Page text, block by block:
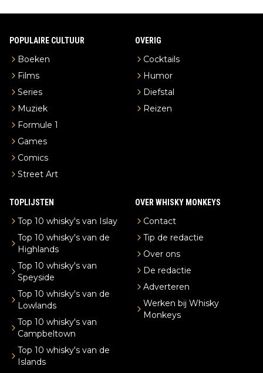
POPULAIRE CULTUUR
Boeken
Films
Series
Muziek
Formule 1
Games
Comics
Street Art
OVERIG
Cocktails
Humor
Diefstal
Reizen
TOPLIJSTEN
Top 10 whisky's van Islay
Top 10 whisky's van de
Highlands
Top 10 whisky's van
Speyside
Top 10 whisky's van de
Lowlands
Top 10 whisky's van
Campbeltown
Top 10 whisky's van de
Islands
OVER WHISKY MONKEYS
Contact
Tip de redactie
Over ons
De redactie
Adverteren
Werken bij Whisky
Monkeys